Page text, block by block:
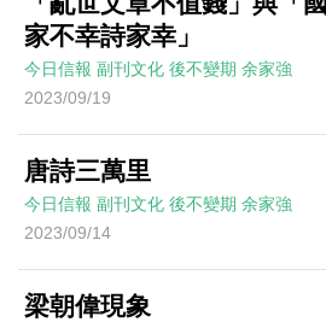
家不幸詩家幸」
今日信報 副刊文化 後不變期 余家強
2023/09/19
唐詩三萬里
今日信報 副刊文化 後不變期 余家強
2023/09/14
梁朝偉現象